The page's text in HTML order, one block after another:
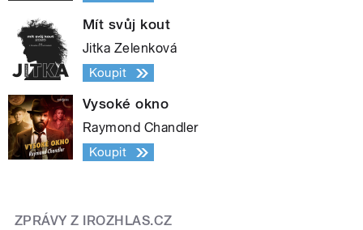
Mít svůj kout
Jitka Zelenková
Koupit
Vysoké okno
Raymond Chandler
Koupit
ZPRÁVY Z IROZHLAS.CZ